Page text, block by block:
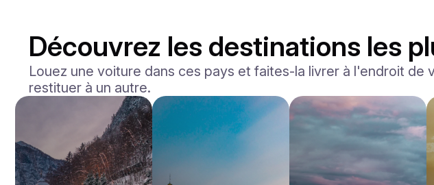
Mercedes Benz
Maybach S-klasse 580
De 750€ /jour
Réservez dès maintenant
F8 Spider
2022
convertible, sport
Découvrez les destinations les
Louez une voiture dans ces pays et faites-la livrer à l'endroit
restituer à un autre.